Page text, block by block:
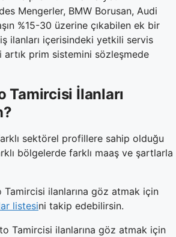
Mengerler, BMW Borusan, Audi
%15-30 üzerine çıkabilen ek bir
ilanları içerisindeki yetkili servis
artık prim sistemini sözleşmede
Tamircisi İlanları
sektörel profillere sahip olduğu
bölgelerde farklı maaş ve şartlarla
ilanlarına göz atmak için
listesini takip edebilirsin.
Tamircisi ilanlarına göz atmak için